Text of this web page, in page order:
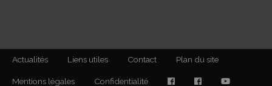
Actualités Liens utiles Contact Plan du site
Mentions légales Confidentialité